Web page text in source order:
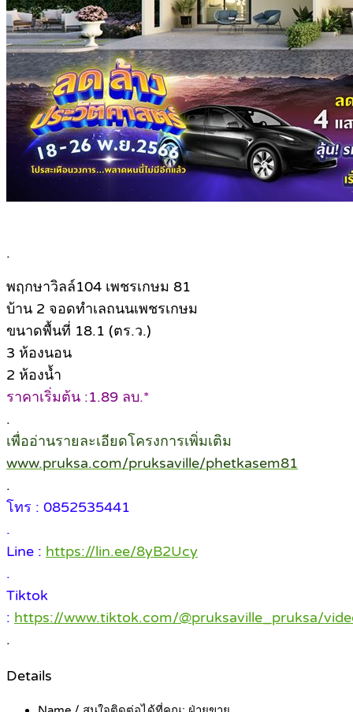
.
พฤกษาวิลล์104 เพชรเกษม 81
บ้าน 2 จอดทำเลถนนเพชรเกษม
ขนาดพื้นที่ 18.1 (ตร.ว.)
3 ห้องนอน
2 ห้องน้ำ
ราคาเริ่มต้น :1.89 ลบ.*
.
เพื่ออ่านรายละเอียดโครงการเพิ่มเติม
www.pruksa.com/pruksaville/phetkasem81
.
โทร : 0852535441
.
Line : https://lin.ee/8yB2Ucy
.
Tiktok
: https://www.tiktok.com/@pruksaville_pruksa/
.
Details